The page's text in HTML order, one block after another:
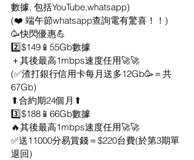
數據, 包括YouTube,whatsapp)
(❤️ 端午節whatsapp查詢電有驚喜！！)
🥳快閃優惠💪
2️⃣$149📱55Gb數據
＋其後最高1mbps速度任用🚀🚀
(✅渣打銀行信用卡每月送多12Gb🥳＝共
67Gb)
⬆合約期24個月⬆
3️⃣$188📱66Gb數據
🔥其後最高1mbps速度任用🚀🚀
✅送11000分易賞錢＝$220台費(於第3期單
退回)